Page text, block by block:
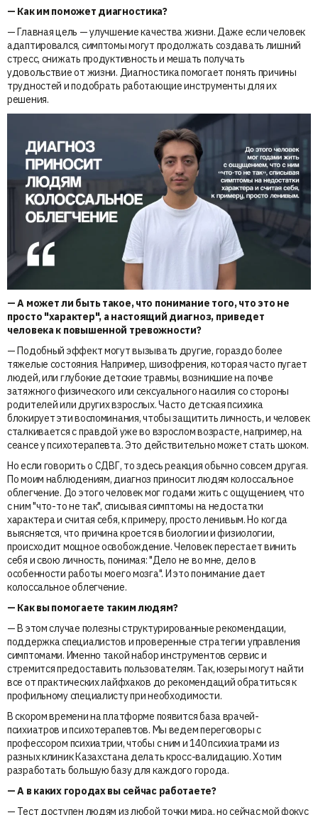
— Как им поможет диагностика?
— Главная цель — улучшение качества жизни. Даже если человек
адаптировался, симптомы могут продолжать создавать лишний
стресс, снижать продуктивность и мешать получать
удовольствие от жизни. Диагностика помогает понять причины
трудностей и подобрать работающие инструменты для их
решения.
— А может ли быть такое, что понимание того, что это не
просто "характер", а настоящий диагноз, приведет
человека к повышенной тревожности?
— Подобный эффект могут вызывать другие, гораздо более
тяжелые состояния. Например, шизофрения, которая часто пугает
людей, или глубокие детские травмы, возникшие на почве
затяжного физического или сексуального насилия со стороны
родителей или других взрослых. Часто детская психика
блокирует эти воспоминания, чтобы защитить личность, и человек
сталкивается с правдой уже во взрослом возрасте, например, на
сеансе у психотерапевта. Это действительно может стать шоком.
Но если говорить о СДВГ, то здесь реакция обычно совсем другая.
По моим наблюдениям, диагноз приносит людям колоссальное
облегчение. До этого человек мог годами жить с ощущением, что
с ним "что-то не так", списывая симптомы на недостатки
характера и считая себя, к примеру, просто ленивым. Но когда
выясняется, что причина кроется в биологии и физиологии,
происходит мощное освобождение. Человек перестает винить
себя и свою личность, понимая: "Дело не во мне, дело в
особенности работы моего мозга". И это понимание дает
колоссальное облегчение.
— Как вы помогаете таким людям?
— В этом случае полезны структурированные рекомендации,
поддержка специалистов и проверенные стратегии управления
симптомами. Именно такой набор инструментов сервис и
стремится предоставить пользователям. Так, юзеры могут найти
все от практических лайфхаков до рекомендаций обратиться к
профильному специалисту при необходимости.
В скором времени на платформе появится база врачей-
психиатров и психотерапевтов. Мы ведем переговоры с
профессором психиатрии, чтобы с ним и 140 психиатрами из
разных клиник Казахстана делать кросс-валидацию. Хотим
разработать большую базу для каждого города.
— А в каких городах вы сейчас работаете?
— Тест доступен людям из любой точки мира, но сейчас мой фокус